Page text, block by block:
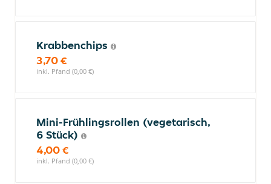
Krabbenchips
3,70 €
inkl. Pfand (0,00 €)
Mini-Frühlingsrollen (vegetarisch,
6 Stück)
4,00 €
inkl. Pfand (0,00 €)